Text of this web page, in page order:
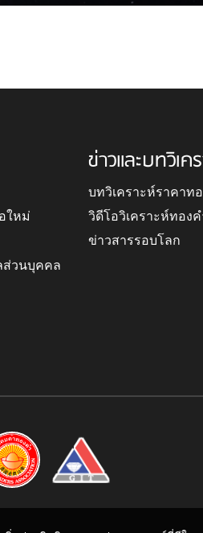
ใหม่
ส่วนบุคคล
ข่าวและบทวิเค
บทวิเคราะห์ราคาท
วิดีโอวิเคราะห์ทองค
ข่าวสารรอบโลก